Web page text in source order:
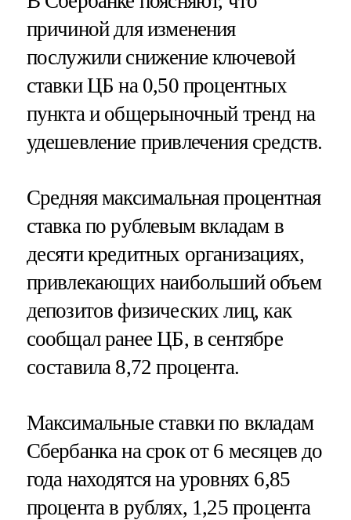
причиной для изменения
послужили снижение ключевой
ставки ЦБ на 0,50 процентных
пункта и общерыночный тренд на
удешевление привлечения средств.
Средняя максимальная процентная
ставка по рублевым вкладам в
десяти кредитных организациях,
привлекающих наибольший объем
депозитов физических лиц, как
сообщал ранее ЦБ, в сентябре
составила 8,72 процента.
Максимальные ставки по вкладам
Сбербанка на срок от 6 месяцев до
года находятся на уровнях 6,85
процента в рублях, 1,25 процента